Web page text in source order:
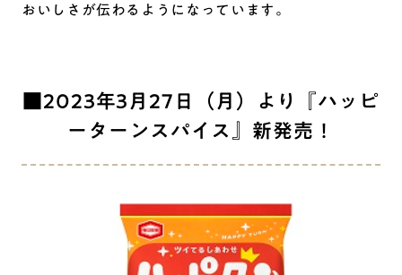
おいしさが伝わるようになっています。
■2023年3月27日（月）より『ハッピ
ーターンスパイス』新発売！